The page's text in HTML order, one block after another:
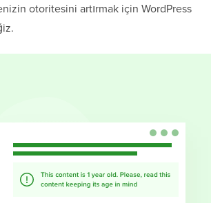
otoritesini artırmak için WordPress